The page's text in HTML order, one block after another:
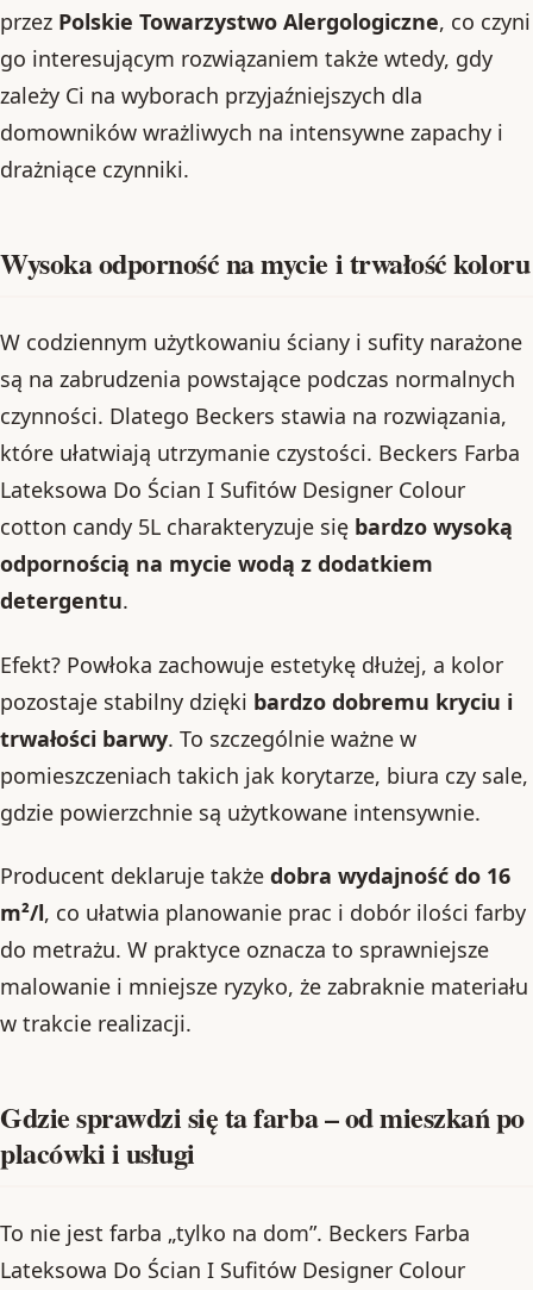
przez Polskie Towarzystwo Alergologiczne, co czyni
go interesującym rozwiązaniem także wtedy, gdy
zależy Ci na wyborach przyjaźniejszych dla
domowników wrażliwych na intensywne zapachy i
drażniące czynniki.
Wysoka odporność na mycie i trwałość koloru
W codziennym użytkowaniu ściany i sufity narażone
są na zabrudzenia powstające podczas normalnych
czynności. Dlatego Beckers stawia na rozwiązania,
które ułatwiają utrzymanie czystości. Beckers Farba
Lateksowa Do Ścian I Sufitów Designer Colour
cotton candy 5L charakteryzuje się bardzo wysoką
odpornością na mycie wodą z dodatkiem
detergentu.
Efekt? Powłoka zachowuje estetykę dłużej, a kolor
pozostaje stabilny dzięki bardzo dobremu kryciu i
trwałości barwy. To szczególnie ważne w
pomieszczeniach takich jak korytarze, biura czy sale,
gdzie powierzchnie są użytkowane intensywnie.
Producent deklaruje także dobra wydajność do 16
m²/l, co ułatwia planowanie prac i dobór ilości farby
do metrażu. W praktyce oznacza to sprawniejsze
malowanie i mniejsze ryzyko, że zabraknie materiału
w trakcie realizacji.
Gdzie sprawdzi się ta farba – od mieszkań po
placówki i usługi
To nie jest farba „tylko na dom”. Beckers Farba
Lateksowa Do Ścian I Sufitów Designer Colour